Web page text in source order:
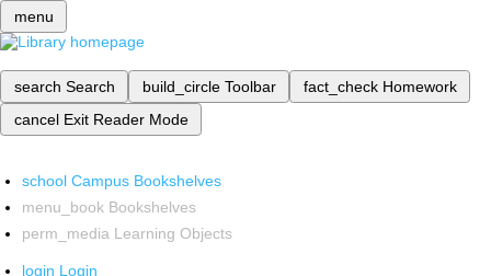
menu
search Search build_circle Toolbar fact_check Homework
cancel Exit Reader Mode
school Campus Bookshelves
menu_book Bookshelves
perm_media Learning Objects
login Login